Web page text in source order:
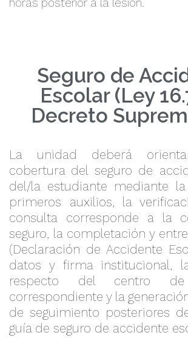
horas posterior a la lesión.
Seguro de
Escolar (Ley
Decreto
La unidad deberá
cobertura del seguro de
del/la estudiante mediante
primeros auxilios, la
consulta corresponde a la
seguro, la completación y
(Declaración de Accidente
datos y firma institucional,
respecto del centro de
correspondiente y la
de seguimiento posteriores
guía de seguro de accidente